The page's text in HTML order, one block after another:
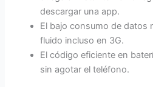
descargar una app.
El bajo consumo de datos
fluido incluso en 3G.
El código eficiente en
sin agotar el teléfono.